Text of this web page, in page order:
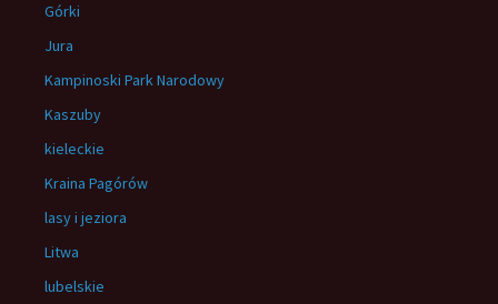
Górki
Jura
Kampinoski Park Narodowy
Kaszuby
kieleckie
Kraina Pagórów
lasy i jeziora
Litwa
lubelskie